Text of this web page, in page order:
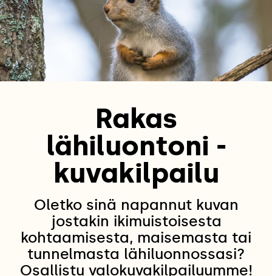
Rakas
lähiluontoni -
kuvakilpailu
Oletko sinä napannut kuvan
jostakin ikimuistoisesta
kohtaamisesta, maisemasta tai
tunnelmasta lähiluonnossasi?
Osallistu valokuvakilpailuumme!